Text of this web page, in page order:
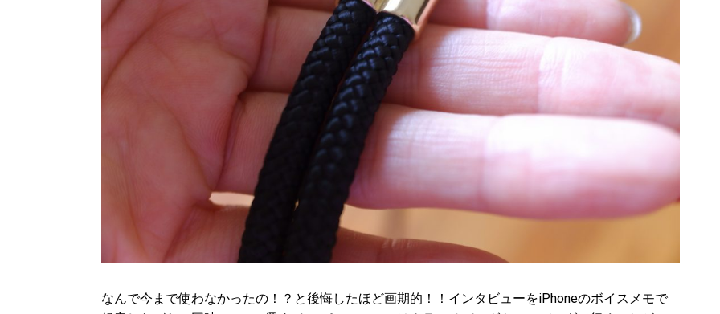
なんで今まで使わなかったの！？と後悔したほど画期的！！インタビューをiPhoneのボイスメモで